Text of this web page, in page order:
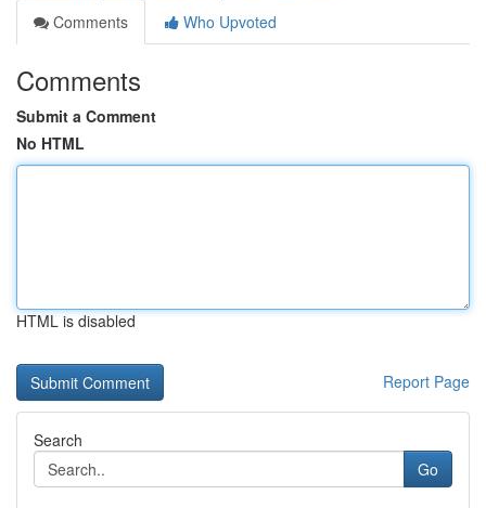
Comments
Who Upvoted
Comments
Submit a Comment
No HTML
HTML is disabled
Report Page
Search
Go